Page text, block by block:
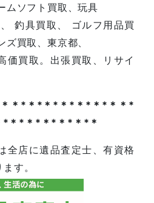
ムソフト買取、玩具
釣具買取、 ゴルフ用品買
買取、東京都、
価買取。出張買取、リサイ
＊*＊*＊*＊*＊*＊*＊＊*
＊*＊*＊*＊*＊*＊
全店に遺品査定士、有資格
す。